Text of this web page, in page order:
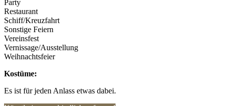
Party
Restaurant
Schiff/Kreuzfahrt
Sonstige Feiern
Vereinsfest
Vernissage/Ausstellung
Weihnachtsfeier
Kostüme:
Es ist für jeden Anlass etwas dabei.